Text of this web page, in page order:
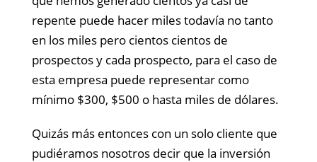
repente puede hacer miles todavía no tanto
en los miles pero cientos cientos de
prospectos y cada prospecto, para el caso de
esta empresa puede representar como
mínimo $300, $500 o hasta miles de dólares.
Quizás más entonces con un solo cliente que
pudiéramos nosotros decir que la inversión